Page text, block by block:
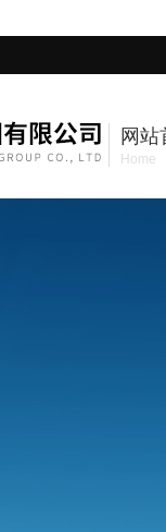
网站
Home